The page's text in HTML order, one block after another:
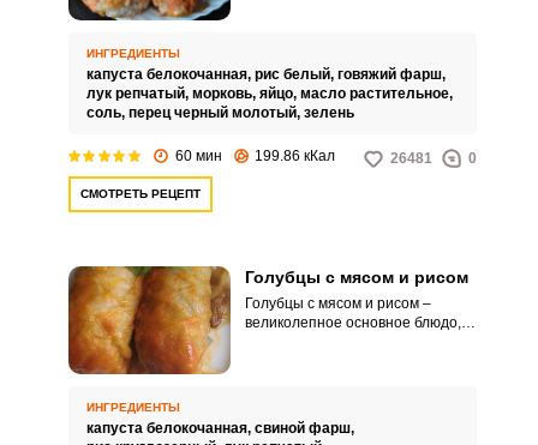
ИНГРЕДИЕНТЫ
капуста белокочанная, рис белый, говяжий фарш,
лук репчатый, морковь, яйцо, масло растительное,
соль, перец черный молотый, зелень
60 мин 199.86 кКал 26481 0
СМОТРЕТЬ РЕЦЕПТ
Голубцы с мясом и рисом
Голубцы с мясом и рисом –
великолепное основное блюдо,
соус ко всему предыдущему
великолепию. Само блюдо, это
ИНГРЕДИЕНТЫ
капуста белокочанная, свиной фарш,